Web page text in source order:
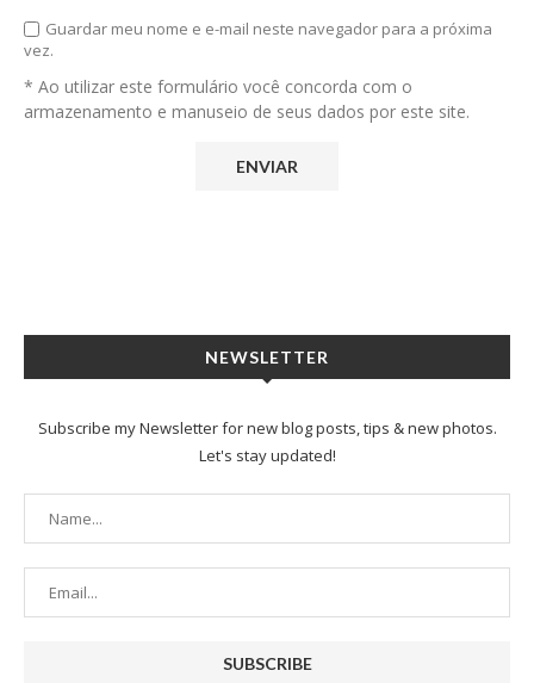
Guardar meu nome e e-mail neste navegador para a próxima
vez.
* Ao utilizar este formulário você concorda com o
armazenamento e manuseio de seus dados por este site.
NEWSLETTER
Subscribe my Newsletter for new blog posts, tips & new photos.
Let's stay updated!